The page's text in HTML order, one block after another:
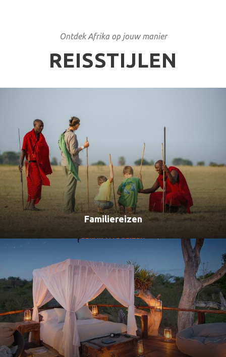
Ontdek Afrika op jouw manier
REISSTIJLEN
Familiereizen
BEKIJK ALLE REIZEN